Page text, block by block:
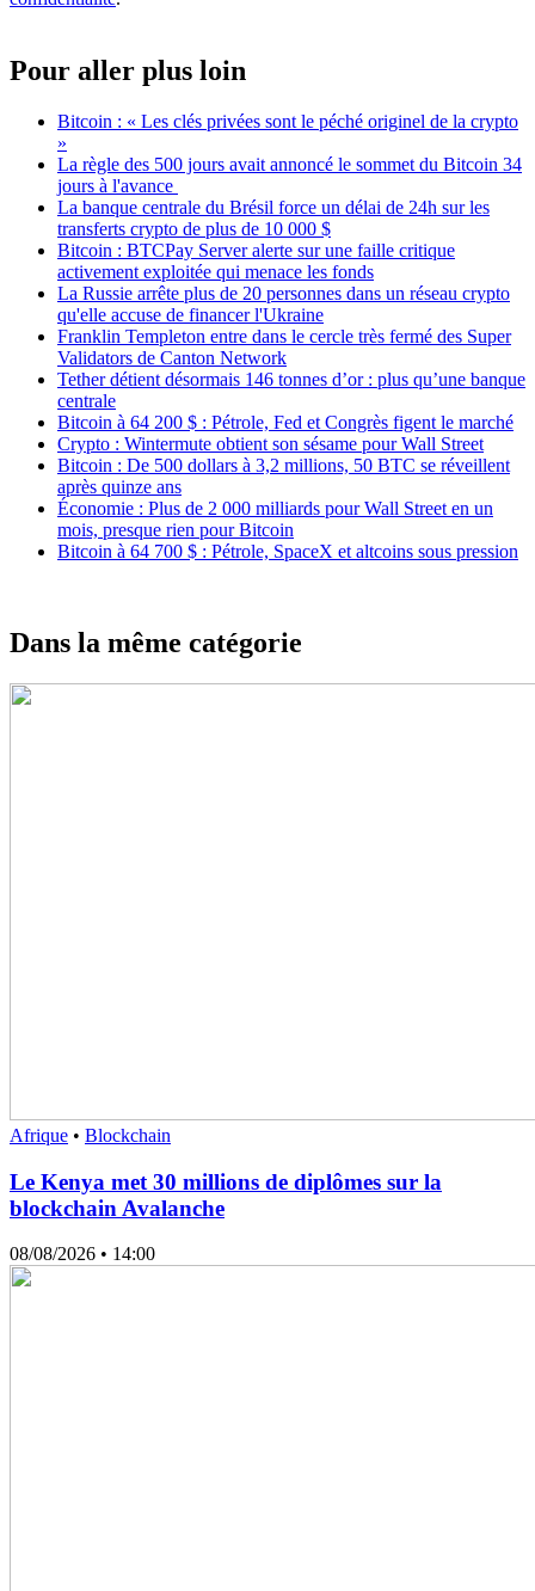
Pour aller plus loin
Bitcoin : « Les clés privées sont le péché originel de la crypto
»
La règle des 500 jours avait annoncé le sommet du Bitcoin 34
jours à l'avance
La banque centrale du Brésil force un délai de 24h sur les
transferts crypto de plus de 10 000 $
Bitcoin : BTCPay Server alerte sur une faille critique
activement exploitée qui menace les fonds
La Russie arrête plus de 20 personnes dans un réseau crypto
qu'elle accuse de financer l'Ukraine
Franklin Templeton entre dans le cercle très fermé des Super
Validators de Canton Network
Tether détient désormais 146 tonnes d’or : plus qu’une banque
centrale
Bitcoin à 64 200 $ : Pétrole, Fed et Congrès figent le marché
Crypto : Wintermute obtient son sésame pour Wall Street
Bitcoin : De 500 dollars à 3,2 millions, 50 BTC se réveillent
après quinze ans
Économie : Plus de 2 000 milliards pour Wall Street en un
mois, presque rien pour Bitcoin
Bitcoin à 64 700 $ : Pétrole, SpaceX et altcoins sous pression
Dans la même catégorie
Afrique • Blockchain
Le Kenya met 30 millions de diplômes sur la
blockchain Avalanche
08/08/2026 • 14:00